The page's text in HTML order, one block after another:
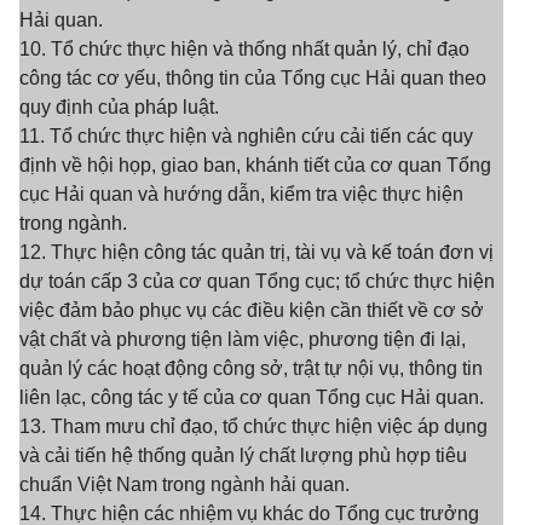
Hải quan.
10. Tổ chức thực hiện và thống nhất quản lý, chỉ đạo
công tác cơ yếu, thông tin của Tổng cục Hải quan theo
quy định của pháp luật.
11. Tổ chức thực hiện và nghiên cứu cải tiến các quy
định về hội họp, giao ban, khánh tiết của cơ quan Tổng
cục Hải quan và hướng dẫn, kiểm tra việc thực hiện
trong ngành.
12. Thực hiện công tác quản trị, tài vụ và kế toán đơn vị
dự toán cấp 3 của cơ quan Tổng cục; tổ chức thực hiện
việc đảm bảo phục vụ các điều kiện cần thiết về cơ sở
vật chất và phương tiện làm việc, phương tiện đi lại,
quản lý các hoạt động công sở, trật tự nội vụ, thông tin
liên lạc, công tác y tế của cơ quan Tổng cục Hải quan.
13. Tham mưu chỉ đạo, tổ chức thực hiện việc áp dụng
và cải tiến hệ thống quản lý chất lượng phù hợp tiêu
chuẩn Việt Nam trong ngành hải quan.
14. Thực hiện các nhiệm vụ khác do Tổng cục trưởng